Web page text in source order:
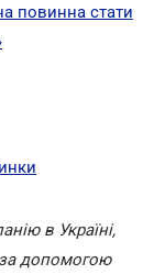
повинна стати
в Україні,
допомогою